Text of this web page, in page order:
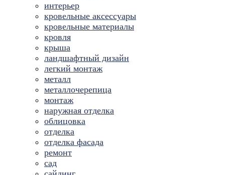
интерьер
кровельные аксессуары
кровельные материалы
кровля
крыша
ландшафтный дизайн
легкий монтаж
металл
металлочерепица
монтаж
наружная отделка
облицовка
отделка
отделка фасада
ремонт
сад